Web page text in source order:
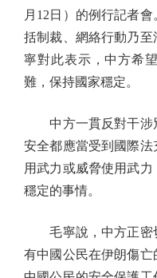
月12日）的例行記者
括制裁、網絡行動乃
寧對此表示，中方希
難，保持國家穩定。
中方一貫反對干涉
安全都應當受到國際
用武力或威脅使用武
穩定的事情。
毛寧說，中方正密
有中國公民在伊朗傷